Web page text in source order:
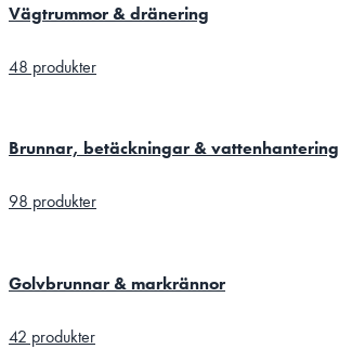
Vägtrummor & dränering
48 produkter
Brunnar, betäckningar & vattenhantering
98 produkter
Golvbrunnar & markrännor
42 produkter